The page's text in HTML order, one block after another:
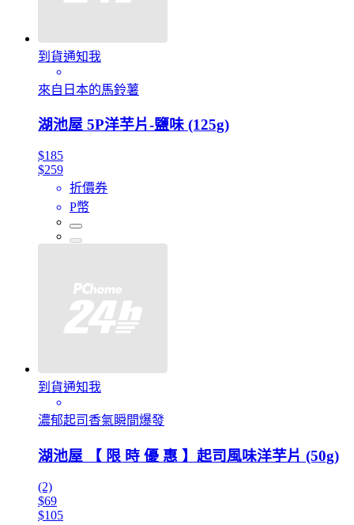
到貨通知我
來自日本的馬鈴薯
湖池屋 5P洋芋片-鹽味 (125g)
$185
$259
折價券
P幣
到貨通知我
濃郁起司香氣瞬間爆發
湖池屋 【 限 時 優 惠 】起司風味洋芋片 (50g)
(2)
$69
$105